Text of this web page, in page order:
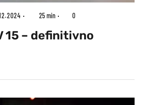
25 min 0
15 – definitivno